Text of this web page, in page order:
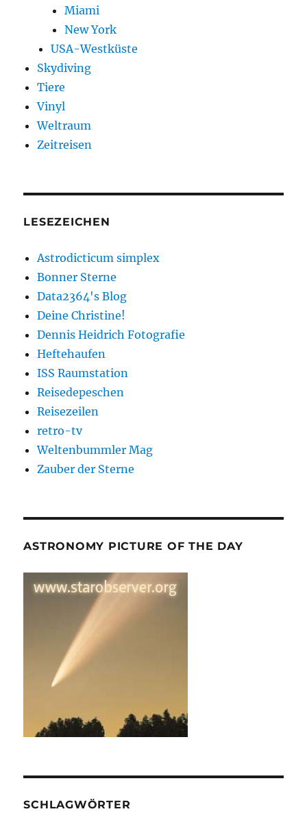
Miami
New York
USA-Westküste
Skydiving
Tiere
Vinyl
Weltraum
Zeitreisen
LESEZEICHEN
Astrodicticum simplex
Bonner Sterne
Data2364's Blog
Deine Christine!
Dennis Heidrich Fotografie
Heftehaufen
ISS Raumstation
Reisedepeschen
Reisezeilen
retro-tv
Weltenbummler Mag
Zauber der Sterne
ASTRONOMY PICTURE OF THE DAY
SCHLAGWÖRTER